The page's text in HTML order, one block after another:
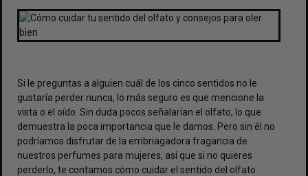
Si le preguntas a alguien cuál de los cinco sentidos no le
gustaría perder nunca, lo más seguro es que mencione la
vista o el oído. Sin duda pocos señalarían el olfato, lo que
demuestra la poca importancia que le damos. Pero sin él no
podríamos disfrutar de la embriagadora fragancia de
nuestros perfumes para mujeres, así que si no quieres
perderlo, te contamos cómo cuidar el sentido del olfato.